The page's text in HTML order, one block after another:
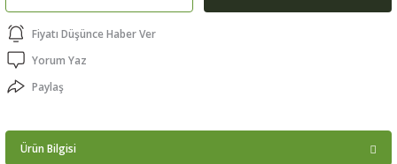
Fiyatı Düşünce Haber Ver
Yorum Yaz
Paylaş
Ürün Bilgisi